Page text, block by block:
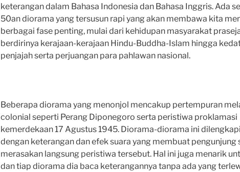
keterangan dalam Bahasa Indonesia dan Bahasa Inggris. Ada
50an diorama yang tersusun rapi yang akan membawa kita
berbagai fase penting, mulai dari kehidupan masyarakat
berdirinya kerajaan-kerajaan Hindu-Buddha-Islam hingga
penjajah serta perjuangan para pahlawan nasional.
Beberapa diorama yang menonjol mencakup pertempuran
colonial seperti Perang Diponegoro serta peristiwa proklamasi
kemerdekaan 17 Agustus 1945. Diorama-diorama ini dilengkapi
dengan keterangan dan efek suara yang membuat pengunjung
merasakan langsung peristiwa tersebut. Hal ini juga menarik
dan tiap diorama dia baca keterangannya tanpa ada yang